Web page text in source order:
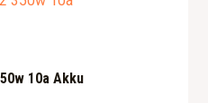
10a Akku